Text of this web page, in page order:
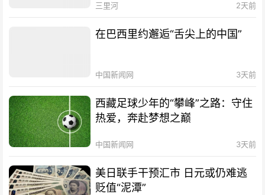
三里河 2天前
在巴西里约邂逅“舌尖上的中国”
中国新闻网 3天前
西藏足球少年的“攀峰”之路：守住
热爱，奔赴梦想之巅
中国新闻网 3天前
美日联手干预汇市 日元或仍难逃
贬值“泥潭”